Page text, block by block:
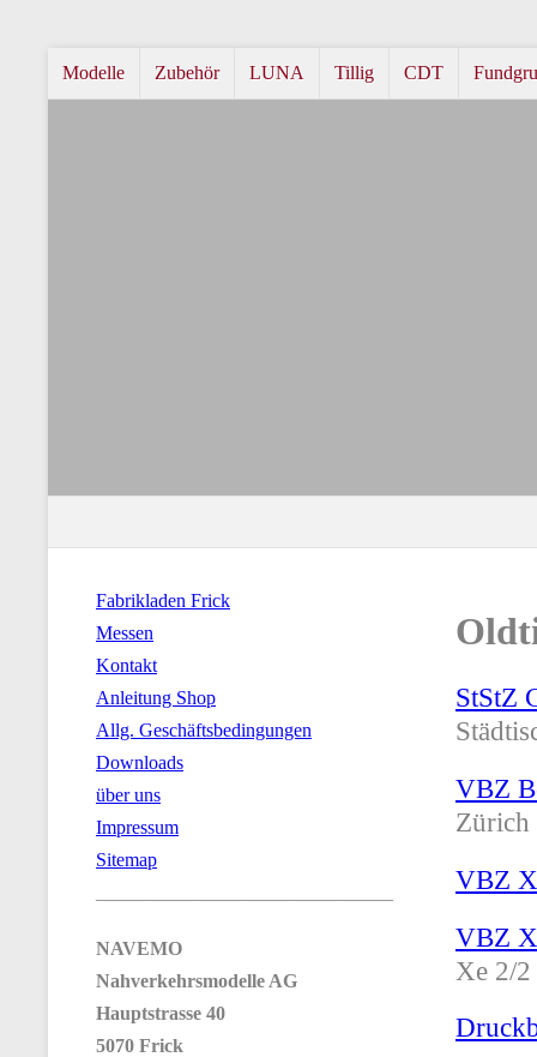
Modelle Zubehör LUNA Tillig CDT
Fabrikladen Frick
Messen
Kontakt
Anleitung Shop
Allg. Geschäftsbedingungen
Downloads
über uns
Impressum
Sitemap
NAVEMO
Nahverkehrsmodelle AG
Hauptstrasse 40
5070 Frick
StStZ
VBZ
Zürich
VBZ
VBZ
Xe 2/2